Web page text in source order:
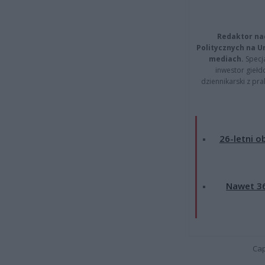
Redaktor
Politycznych na
mediach.
inwestor
dziennikarski z
26-letni
Nawet